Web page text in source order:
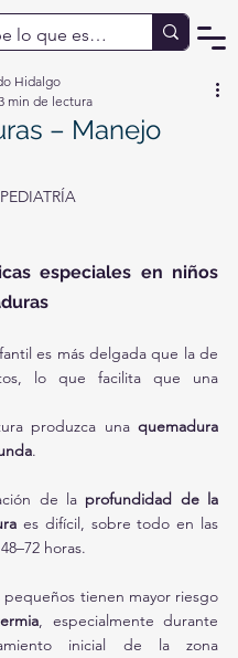
– Manejo
Hidalgo
min de lectura
especiales en niños
es más delgada que la de
lo que facilita que una
produzca una quemadura
.
de la profundidad de la
es difícil, sobre todo en las
horas.
pequeños tienen mayor riesgo
, especialmente durante
inicial de la zona